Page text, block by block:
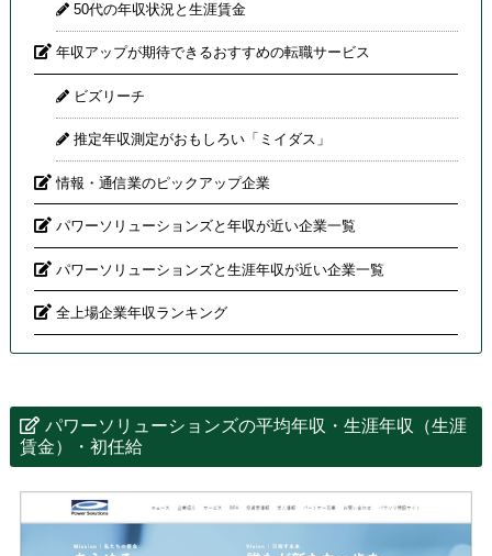
50代の年収状況と生涯賃金
年収アップが期待できるおすすめの転職サービス
ビズリーチ
推定年収測定がおもしろい「ミイダス」
情報・通信業のピックアップ企業
パワーソリューションズと年収が近い企業一覧
パワーソリューションズと生涯年収が近い企業一覧
全上場企業年収ランキング
パワーソリューションズの平均年収・生涯年収（生涯
賃金）・初任給